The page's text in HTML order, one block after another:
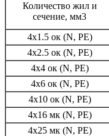
Количество жил и
сечение, мм3
4х1.5 ок (N, PE)
4х2.5 ок (N, PE)
4х4 ок (N, PE)
4х6 ок (N, PE)
4х10 ок (N, PE)
4х16 мк (N, PE)
4х25 мк (N, PE)